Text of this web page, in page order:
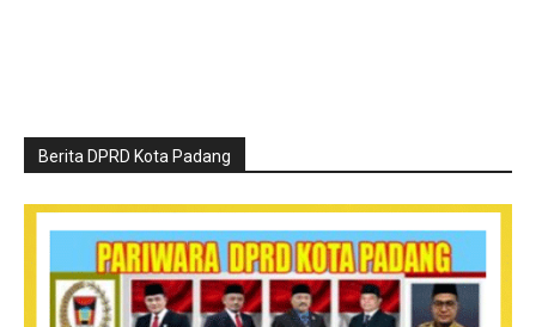
Berita DPRD Kota Padang